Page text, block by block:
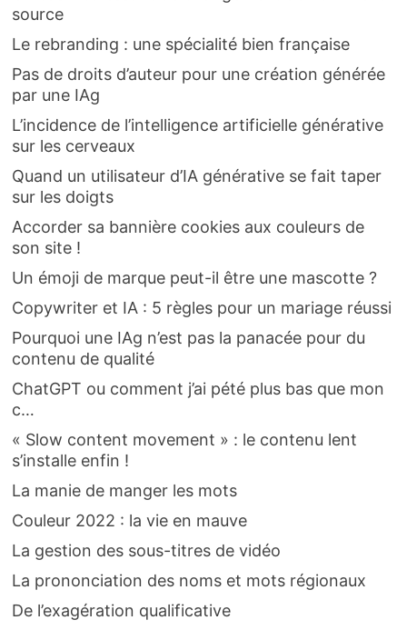
source
Le rebranding : une spécialité bien française
Pas de droits d’auteur pour une création générée
par une IAg
L’incidence de l’intelligence artificielle générative
sur les cerveaux
Quand un utilisateur d’IA générative se fait taper
sur les doigts
Accorder sa bannière cookies aux couleurs de
son site !
Un émoji de marque peut-il être une mascotte ?
Copywriter et IA : 5 règles pour un mariage réussi
Pourquoi une IAg n’est pas la panacée pour du
contenu de qualité
ChatGPT ou comment j’ai pété plus bas que mon
c…
« Slow content movement » : le contenu lent
s’installe enfin !
La manie de manger les mots
Couleur 2022 : la vie en mauve
La gestion des sous-titres de vidéo
La prononciation des noms et mots régionaux
De l’exagération qualificative